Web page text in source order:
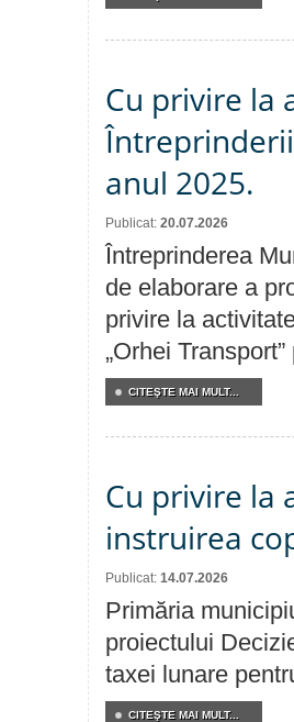
Cu privire la
anul 2025.
Publicat: 20.07.2026
Întreprinderea
de elaborare a
privire la
„Orhei
CITEŞTE MAI MULT...
Cu privire la
instruirea
Publicat: 14.07.2026
Primăria
proiectului
taxei lunare
CITEŞTE MAI MULT...